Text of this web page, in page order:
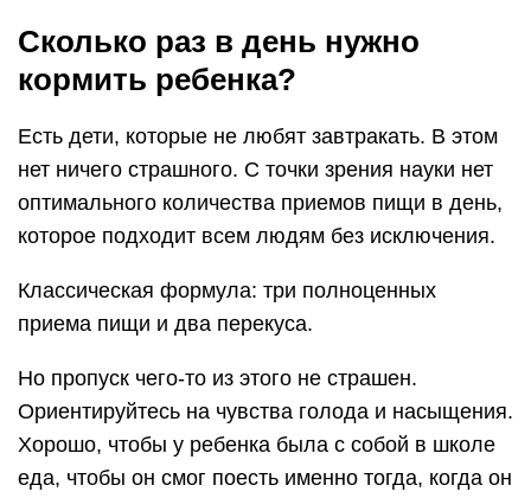
Сколько раз в день нужно
кормить ребенка?
Есть дети, которые не любят завтракать. В этом
нет ничего страшного. С точки зрения науки нет
оптимального количества приемов пищи в день,
которое подходит всем людям без исключения.
Классическая формула: три полноценных
приема пищи и два перекуса.
Но пропуск чего-то из этого не страшен.
Ориентируйтесь на чувства голода и насыщения.
Хорошо, чтобы у ребенка была с собой в школе
еда, чтобы он смог поесть именно тогда, когда он